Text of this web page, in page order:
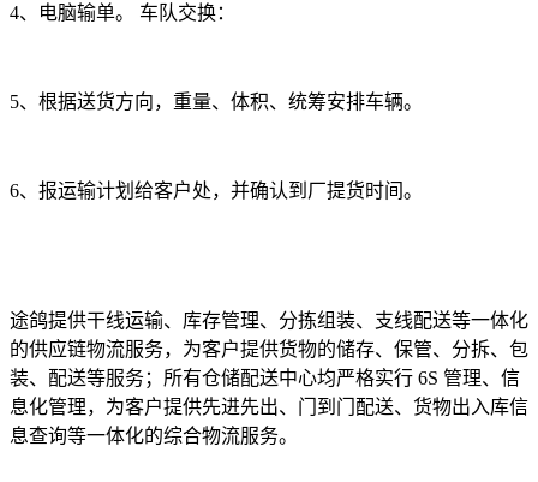
4、电脑输单。 车队交换：
5、根据送货方向，重量、体积、统筹安排车辆。
6、报运输计划给客户处，并确认到厂提货时间。
途鸽提供干线运输、库存管理、分拣组装、支线配送等一体化
的供应链物流服务，为客户提供货物的储存、保管、分拆、包
装、配送等服务；所有仓储配送中心均严格实行 6S 管理、信
息化管理，为客户提供先进先出、门到门配送、货物出入库信
息查询等一体化的综合物流服务。